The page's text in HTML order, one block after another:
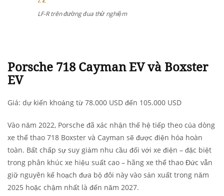
LF-R trên đường đua thử nghiệm
Porsche 718 Cayman EVvà Boxster
EV
Giá: dự kiến khoảng từ 78.000 USD đến 105.000 USD
Vào năm 2022, Porsche đã xác nhận thế hệ tiếp theo của dòng
xe thể thao 718 Boxster và Cayman sẽ được điện hóa hoàn
toàn. Bất chấp sự suy giảm nhu cầu đối với xe điện – đặc biệt
trong phân khúc xe hiệu suất cao – hãng xe thể thao Đức vẫn
giữ nguyên kế hoạch đưa bộ đôi này vào sản xuất trong năm
2025 hoặc chậm nhất là đến năm 2027.